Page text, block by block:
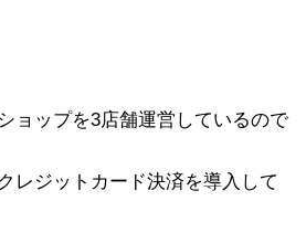
ョップを3店舗運営しているので
レジットカード決済を導入して